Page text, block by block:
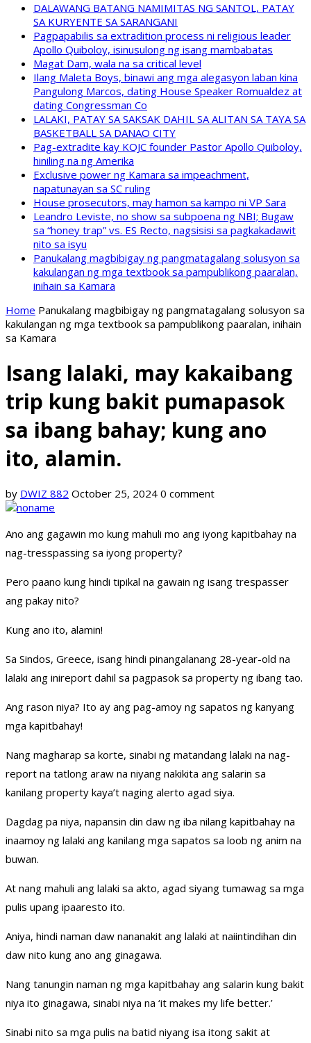
DALAWANG BATANG NAMIMITAS NG SANTOL, PATAY
SA KURYENTE SA SARANGANI
Pagpapabilis sa extradition process ni religious leader
Apollo Quiboloy, isinusulong ng isang mambabatas
Magat Dam, wala na sa critical level
Ilang Maleta Boys, binawi ang mga alegasyon laban kina
Pangulong Marcos, dating House Speaker Romualdez at
dating Congressman Co
LALAKI, PATAY SA SAKSAK DAHIL SA ALITAN SA TAYA SA
BASKETBALL SA DANAO CITY
Pag-extradite kay KOJC founder Pastor Apollo Quiboloy,
hiniling na ng Amerika
Exclusive power ng Kamara sa impeachment,
napatunayan sa SC ruling
House prosecutors, may hamon sa kampo ni VP Sara
Leandro Leviste, no show sa subpoena ng NBI; Bugaw
sa “honey trap” vs. ES Recto, nagsisisi sa pagkakadawit
nito sa isyu
Panukalang magbibigay ng pangmatagalang solusyon sa
kakulangan ng mga textbook sa pampublikong paaralan,
inihain sa Kamara
Home Panukalang magbibigay ng pangmatagalang solusyon sa
kakulangan ng mga textbook sa pampublikong paaralan, inihain
sa Kamara
Isang lalaki, may kakaibang
trip kung bakit pumapasok
sa ibang bahay; kung ano
ito, alamin.
by DWIZ 882 October 25, 2024 0 comment
Ano ang gagawin mo kung mahuli mo ang iyong kapitbahay na
nag-tresspassing sa iyong property?
Pero paano kung hindi tipikal na gawain ng isang trespasser
ang pakay nito?
Kung ano ito, alamin!
Sa Sindos, Greece, isang hindi pinangalanang 28-year-old na
lalaki ang inireport dahil sa pagpasok sa property ng ibang tao.
Ang rason niya? Ito ay ang pag-amoy ng sapatos ng kanyang
mga kapitbahay!
Nang magharap sa korte, sinabi ng matandang lalaki na nag-
report na tatlong araw na niyang nakikita ang salarin sa
kanilang property kaya’t naging alerto agad siya.
Dagdag pa niya, napansin din daw ng iba nilang kapitbahay na
inaamoy ng lalaki ang kanilang mga sapatos sa loob ng anim na
buwan.
At nang mahuli ang lalaki sa akto, agad siyang tumawag sa mga
pulis upang ipaaresto ito.
Aniya, hindi naman daw nananakit ang lalaki at naiintindihan din
daw nito kung ano ang ginagawa.
Nang tanungin naman ng mga kapitbahay ang salarin kung bakit
niya ito ginagawa, sinabi niya na ‘it makes my life better.’
Sinabi nito sa mga pulis na batid niyang isa itong sakit at